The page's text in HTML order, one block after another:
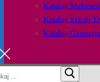
Katalog
Katalog Szkoły
Katalog